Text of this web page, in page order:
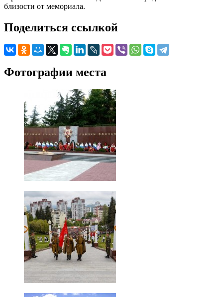
близости от мемориала.
Поделиться ссылкой
Фотографии места